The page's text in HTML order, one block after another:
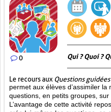
0 Qui ? Quoi ?
Le recours aux Questions guidées
permet aux élèves d’assimiler
questions, en petits groupes,
L’avantage de cette activité